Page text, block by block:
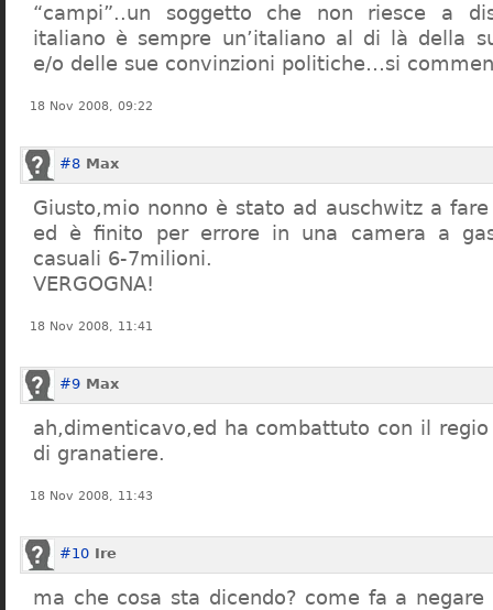
“campi”..un soggetto che non riesce a
italiano è sempre un’italiano al di là della
e/o delle sue convinzioni politiche…si
18 Nov 2008, 09:22
#8 Max
Giusto,mio nonno è stato ad auschwitz a
ed è finito per errore in una camera a
casuali 6-7milioni.
VERGOGNA!
18 Nov 2008, 11:41
#9 Max
ah,dimenticavo,ed ha combattuto con il
di granatiere.
18 Nov 2008, 11:43
#10 Ire
ma che cosa sta dicendo? come fa a